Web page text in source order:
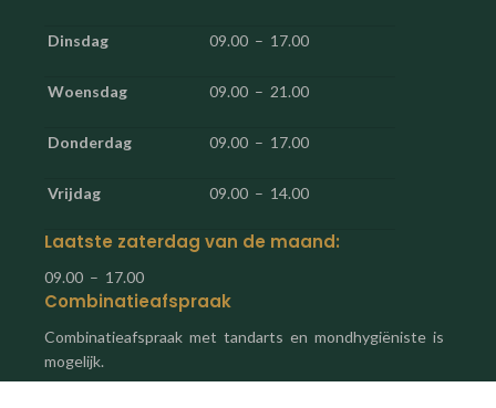
Dinsdag 09.00 – 17.00
Woensdag 09.00 – 21.00
Donderdag 09.00 – 17.00
Vrijdag 09.00 – 14.00
Laatste zaterdag van de maand:
09.00 – 17.00
Combinatieafspraak
Combinatieafspraak met tandarts en mondhygiëniste is
mogelijk.